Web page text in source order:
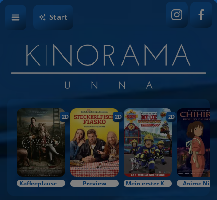
Start
2D
Kaffeeplausch & Kinozauber
2D
Preview
2D
Mein erster Kinobesuch Anime